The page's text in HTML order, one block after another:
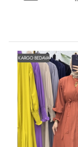
KARGO BEDAVA